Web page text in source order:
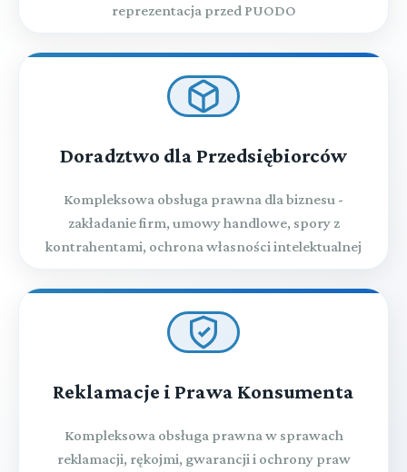
reprezentacja przed PUODO
Doradztwo dla Przedsiębiorców
Kompleksowa obsługa prawna dla biznesu -
zakładanie firm, umowy handlowe, spory z
kontrahentami, ochrona własności intelektualnej
Reklamacje i Prawa Konsumenta
Kompleksowa obsługa prawna w sprawach
reklamacji, rękojmi, gwarancji i ochrony praw